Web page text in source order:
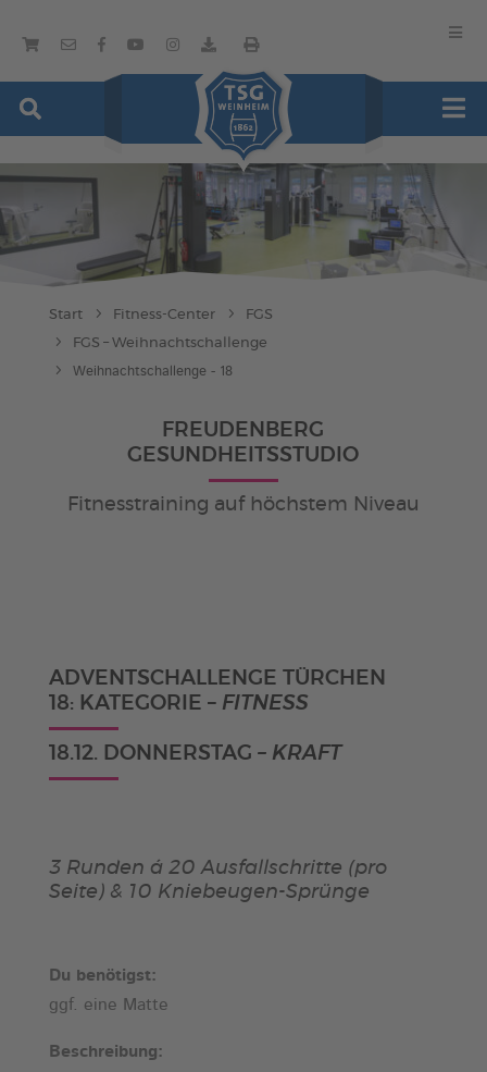
Start Fitness-Center
FGS
FGS – Weihnachtschallenge
Weihnachtschallenge - 18
FREUDENBERG
GESUNDHEITSSTUDIO
Fitnesstraining auf höchstem Niveau
ADVENTSCHALLENGE TÜRCHEN
18: KATEGORIE –FITNESS
18.12. DONNERSTAG – KRAFT
3 Runden á 20 Ausfallschritte (pro
Seite) & 10 Kniebeugen-Sprünge
Du benötigst:
ggf. eine Matte
Beschreibung: